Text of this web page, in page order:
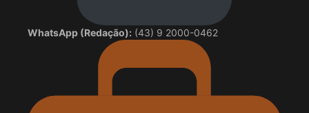
WhatsApp (Redação): (43) 9 2000-0462